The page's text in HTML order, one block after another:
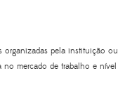
organizadas pela instituição
no mercado de trabalho e